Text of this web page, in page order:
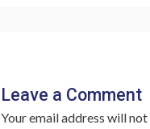
Leave a Comment
Your email address will